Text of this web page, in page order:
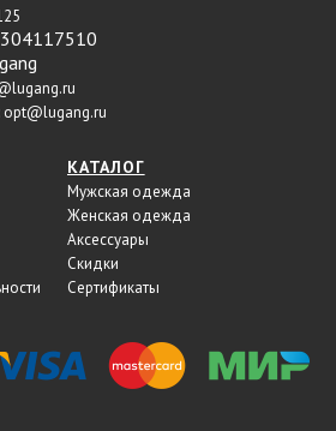
opt@lugang.ru
КАТАЛОГ
Мужская одежда
Женская одежда
Аксессуары
Скидки
Сертификаты